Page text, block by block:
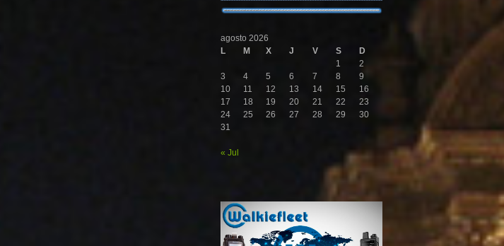
agosto 2026
L
M X J V S
D
1
2
3
4 5 6 7 8
9
10
11 12 13 14 15
16
17
18 19 20 21 22
23
24
25 26 27 28 29
30
31
« Jul